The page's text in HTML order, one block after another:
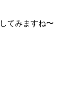
てみますね〜